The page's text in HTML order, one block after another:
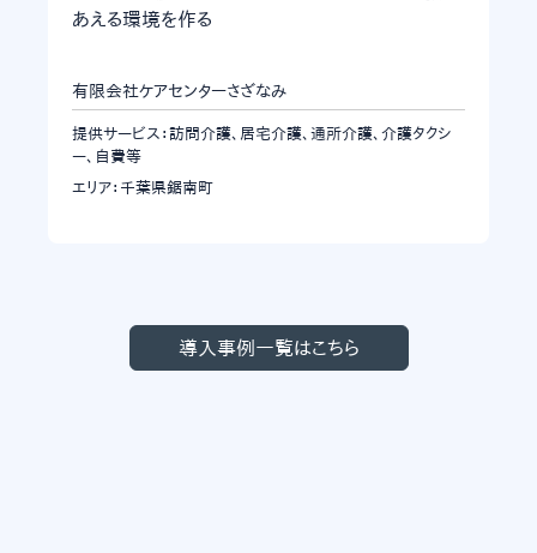
あえる環境を作る
有限会社ケアセンターさざなみ
提供サービス：訪問介護、居宅介護、通所介護、介護タクシ
ー、自費等
エリア：千葉県鋸南町
導入事例一覧はこちら